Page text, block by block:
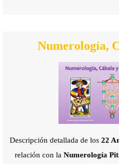
Numerología,
Descripción detallada de los 22
relación con la Numerología